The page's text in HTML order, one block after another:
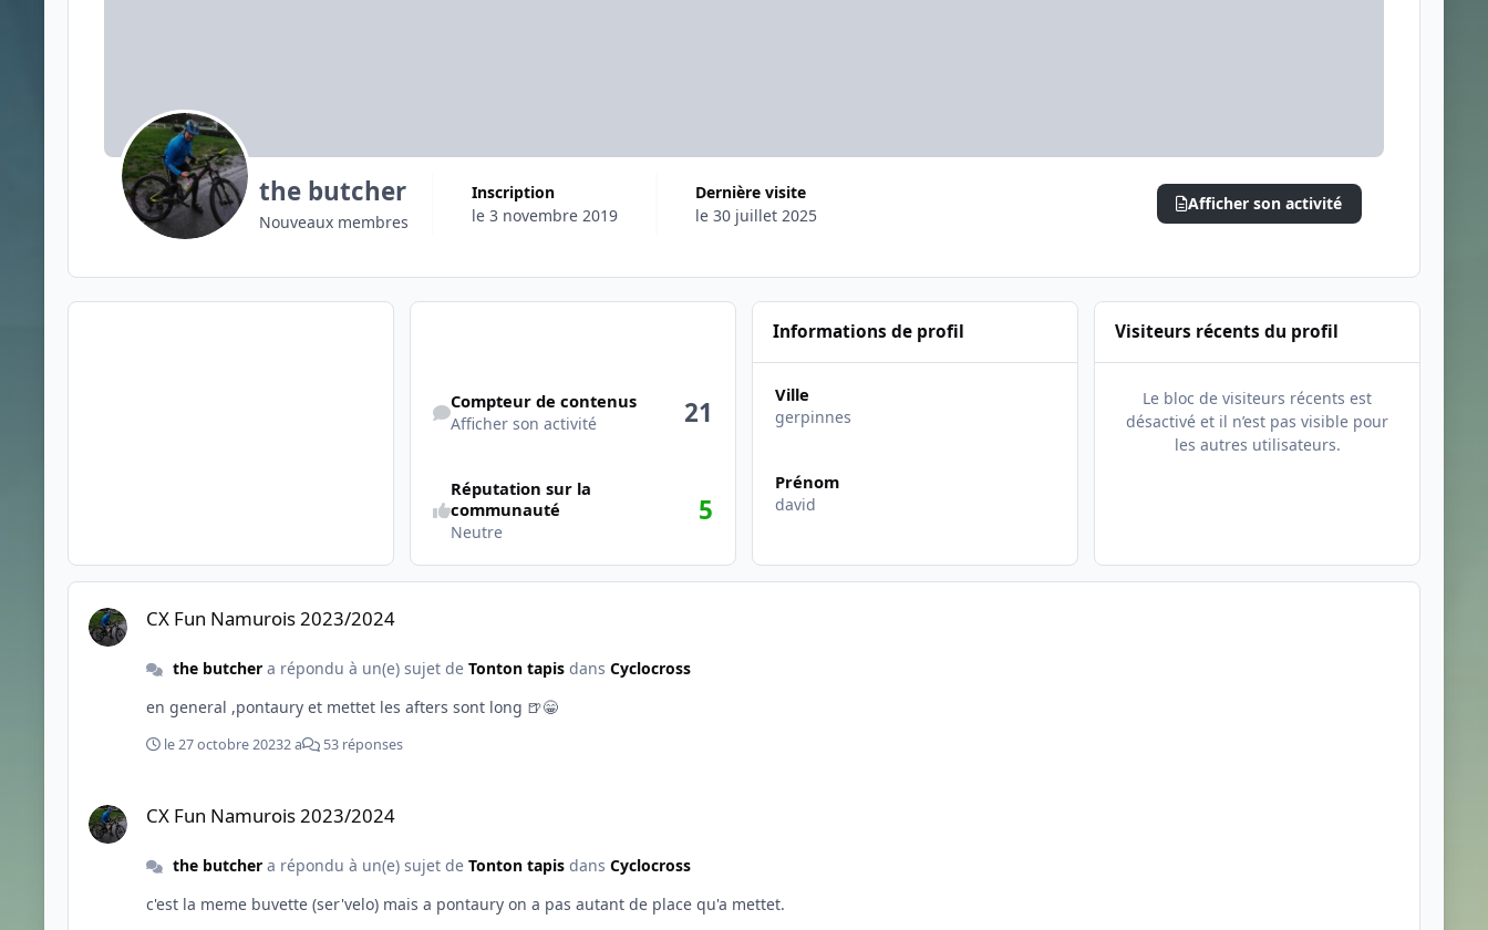
the butcher
Nouveaux membres
Inscription
le 3 novembre 2019
Dernière visite
le 30 juillet 2025
Afficher son activité
Compteur de contenus
Afficher son activité 21
Réputation sur la
communauté
Neutre
5
Informations de profil
Ville
gerpinnes
Prénom
david
Visiteurs récents du profil
Le bloc de visiteurs récents est
désactivé et il n’est pas visible pour
les autres utilisateurs.
CX Fun Namurois 2023/2024
CX Fun Namurois 2023/2024
the butchera répondu à un(e) sujet de Tonton tapisdans Cyclocross
en general ,pontaury et mettet les afters sont long 🍺😁
le 27 octobre 20232 a 53 réponses
CX Fun Namurois 2023/2024
the butchera répondu à un(e) sujet de Tonton tapisdans Cyclocross
c'est la meme buvette (ser'velo) mais a pontaury on a pas autant de place qu'a mettet.